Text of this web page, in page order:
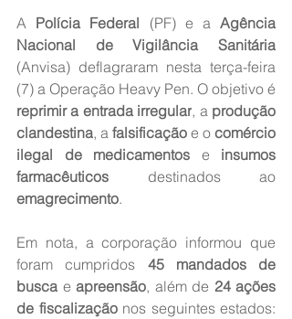
A Polícia Federal (PF) e a Agência
Nacional de Vigilância Sanitária
(Anvisa) deflagraram nesta terça-feira
reprimir a entrada irregular, a produção
clandestina, a falsificação e o comércio
ilegal de medicamentos e insumos
farmacêuticos
emagrecimento.
Em nota, a corporação informou que
foram cumpridos 45 mandados de
busca e apreensão, além de 24 ações
de fiscalização nos seguintes estados: